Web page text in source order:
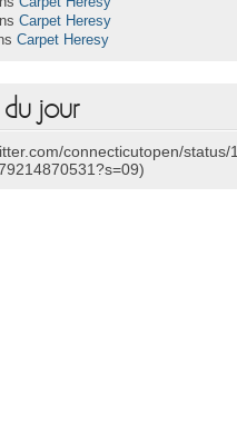
Carpet Heresy
Carpet Heresy
jour
connecticutopen/status/1